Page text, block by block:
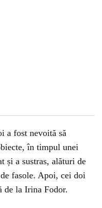
a fost nevoită să
în timpul unei
și a sustras, alături de
fasole. Apoi, cei doi
de la Irina Fodor.